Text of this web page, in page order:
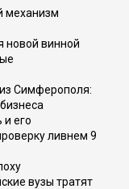
механизм
новой винной
Симферополя:
и его
ливнем 9
вузы тратят